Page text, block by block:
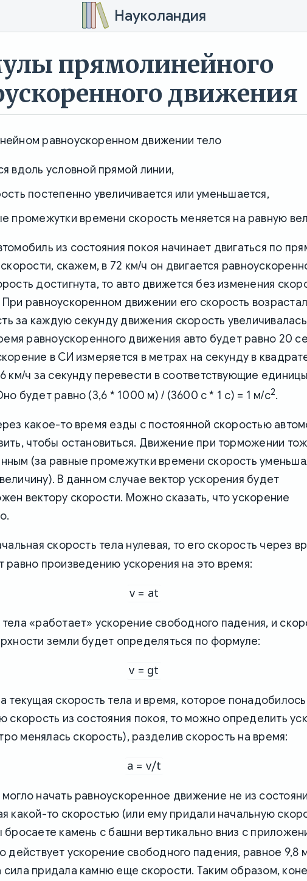
Науколандия
прямолинейного
движения
равноускоренном движении тело
вдоль условной прямой линии,
постепенно увеличивается или уменьшается,
промежутки времени скорость меняется на равную
из состояния покоя начинает двигаться по
скажем, в 72 км/ч он двигается
достигнута, то авто движется без изменения
равноускоренном движении его скорость
за каждую секунду движения скорость
равноускоренного движения авто будет равно 20
в СИ измеряется в метрах на секунду в
км/ч за секунду перевести в соответствующие единицы
будет равно (3,6 * 1000 м) / (3600 с * 1 с) = 1 м/с2.
какое-то время езды с постоянной скоростью
чтобы остановиться. Движение при торможении
(за равные промежутки времени скорость
В данном случае вектор ускорения будет
вектору скорости. Можно сказать, что ускорение
скорость тела нулевая, то его скорость через
равно произведению ускорения на это время:
v = at
«работает» ускорение свободного падения, и
земли будет определяться по формуле:
v = gt
текущая скорость тела и время, которое
скорость из состояния покоя, то можно определить
менялась скорость), разделив скорость на время:
a = v/t
начать равноускоренное движение не из
какой-то скоростью (или ему придали начальную
бросаете камень с башни вертикально вниз с
действует ускорение свободного падения, равное 9,8
придала камню еще скорости. Таким образом,